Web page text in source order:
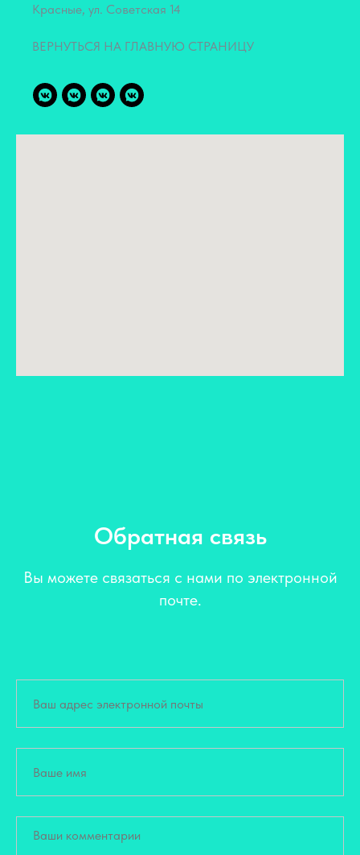
Красные, ул. Советская 14
ВЕРНУТЬСЯ НА ГЛАВНУЮ СТРАНИЦУ
Обратная связь
Вы можете связаться с нами по электронной
почте.